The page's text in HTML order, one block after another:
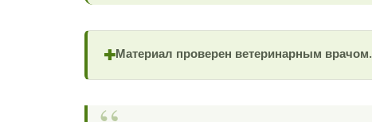
✚Материал проверен ветеринарным врачом.